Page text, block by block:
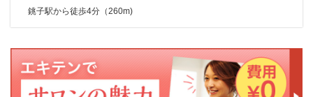
銚子駅から徒歩4分（260m)